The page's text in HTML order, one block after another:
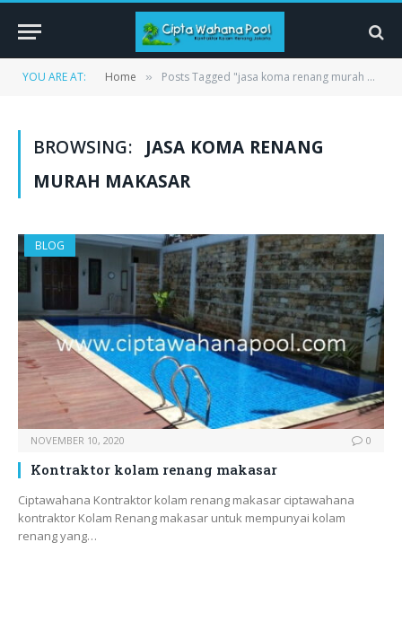
YOU ARE AT: Home » Posts Tagged "jasa koma renang murah makasar"
BROWSING:
JASA KOMA RENANG
MURAH MAKASAR
BLOG
NOVEMBER 10, 2020 0
Kontraktor kolam renang makasar
Ciptawahana Kontraktor kolam renang makasar ciptawahana
kontraktor Kolam Renang makasar untuk mempunyai kolam
renang yang…